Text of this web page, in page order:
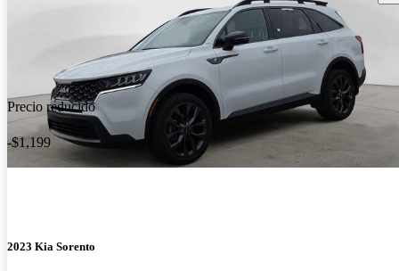
Precio reducido
-$1,199
2023 Kia Sorento